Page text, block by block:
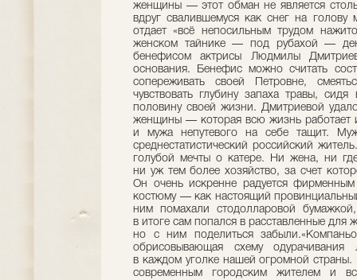
женщины — этот обман не является
вдруг свалившемуся как снег на
отдает «всё непосильным трудом
женском тайнике — под рубахой —
бенефисом актрисы Людмилы
основания. Бенефис можно считать
сопереживать своей Петровне,
чувствовать глубину запаха травы,
половину своей жизни. Дмитриевой
женщины — которая всю жизнь работает
и мужа непутевого на себе тащит.
среднестатистический российский
голубой мечты о катере. Ни жена, ни
ни уж тем более хозяйство, за счет
Он очень искренне радуется
костюму — как настоящий
ним помахали стодолларовой
в итоге сам попался в расставленные
но с ним поделиться
обрисовывающая схему
в каждом уголке нашей огромной
современным городским жителем и